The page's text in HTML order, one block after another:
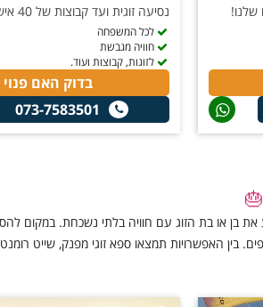
שלנו!
נסיעה זוגית ועד קבוצות של 40 איש
לכל המשפחה
חוויה מגבשת
לזוגות, קבוצות ועוד.
בדוק האם פנוי
073-7583501
בן או בת הזוג עם חוויה בלתי נשכחת. במקום
בין האפשרויות תמצאו ספא זוגי מפנק, שייט
בילוי רגוע, חוויה מלאת אדרנלין או ערב